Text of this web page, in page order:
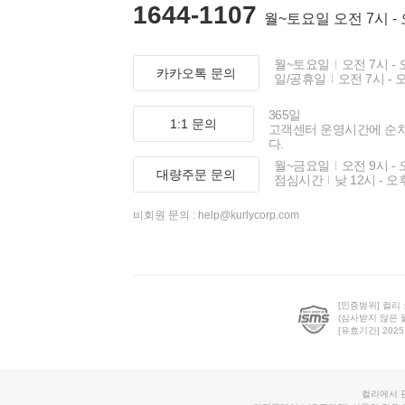
1644-1107 월~토요일 오전 7시 -
카카오톡 문의
월~토요일
오전 7시 -
일/공휴일
오전 7시 -
1:1 문의
365일
고객센터 운영시간에 순
다.
대량주문 문의
월~금요일
오전 9시 -
점심시간
낮 12시 - 오
비회원 문의 : help@kurlycorp.com
[인증범위] 컬리
(심사받지 않은
[유효기간]
컬리에서